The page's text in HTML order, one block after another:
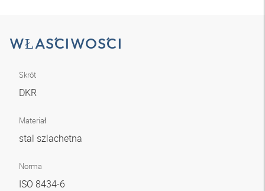
WŁAŚCIWOŚCI
Skrót
DKR
Materiał
stal szlachetna
Norma
ISO 8434-6